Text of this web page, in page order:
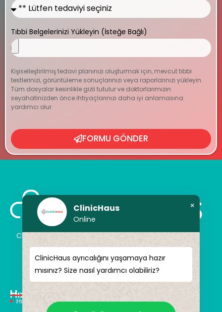
Tıbbi Belgelerinizi Yükleyin (İsteğe Bağlı)
Kişiselleştirilmiş tedavi planınızı oluşturmak için, mevcut tıbbi
testlerinizi, görüntüleme sonuçlarınızı veya raporlarınızı yükleyin.
Tüm dosyalar kesinlikle gizli tutulur ve doktorlarımızın
seyahatinizden önce ihtiyaçlarınızı daha iyi anlamasına
yardımcı olur.
FORMU GÖNDER
ClinicHaus size hayal ettiğiniz yeniliği profesyonel bir
şekilde sunar ve size sihirli dokunuşlar vaat eder.
Kendinize yeni bir “siz” kazandırın.
Hızlı Menü
Hakkımızda
ClinicHaus
Online
×
ClinicHaus ayrıcalığını yaşamaya hazır
mısınız? Size nasıl yardımcı olabiliriz?